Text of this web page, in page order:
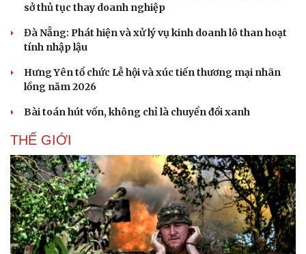
sở thủ tục thay doanh nghiệp
Đà Nẵng: Phát hiện và xử lý vụ kinh doanh lô than hoạt
tính nhập lậu
Hưng Yên tổ chức Lễ hội và xúc tiến thương mại nhãn
lồng năm 2026
Bài toán hút vốn, không chỉ là chuyển đổi xanh
THẾ GIỚI